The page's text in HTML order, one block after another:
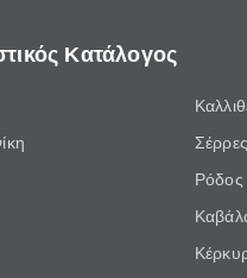
Κατάλογος
Σέρρες
Ρόδος